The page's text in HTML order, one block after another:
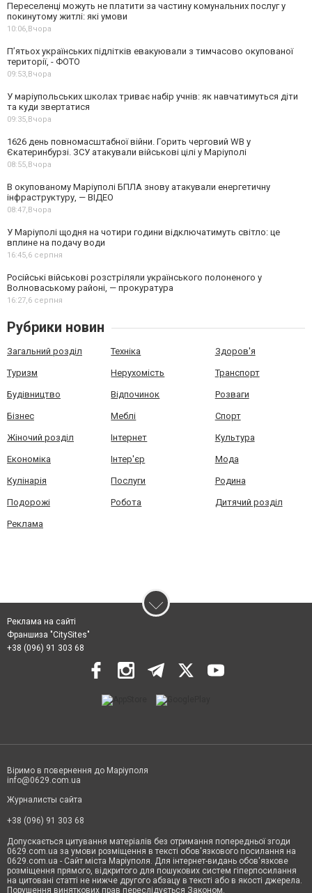
Переселенці можуть не платити за частину комунальних послуг у
покинутому житлі: які умови
10:06,Вчора
П’ятьох українських підлітків евакуювали з тимчасово окупованої
території, - ФОТО
09:53,Вчора
У маріупольських школах триває набір учнів: як навчатимуться діти
та куди звертатися
09:35,Вчора
1626 день повномасштабної війни. Горить черговий WB у
Єкатеринбурзі. ЗСУ атакували військові цілі у Маріуполі
08:55,Вчора
В окупованому Маріуполі БПЛА знову атакували енергетичну
інфраструктуру, — ВІДЕО
08:47,Вчора
У Маріуполі щодня на чотири години відключатимуть світло: це
вплине на подачу води
16:45,6 серпня
Російські військові розстріляли українського полоненого у
Волноваському районі, — прокуратура
16:27,6 серпня
Рубрики новин
Загальний розділ Техніка Здоров'я
Туризм Нерухомість Транспорт
Будівництво Відпочинок Розваги
Бізнес Меблі Спорт
Жіночий розділ Інтернет Культура
Економіка Інтер'єр Мода
Кулінарія Послуги Родина
Подорожі Робота Дитячий розділ
Реклама
Реклама на сайті
Франшиза "CitySites"
+38 (096) 91 303 68
Віримо в повернення до Маріуполя
info@0629.com.ua
Журналисты сайта
+38 (096) 91 303 68
Допускається цитування матеріалів без отримання попередньої згоди
0629.com.ua за умови розміщення в тексті обов'язкового посилання на
0629.com.ua - Сайт міста Маріуполя. Для інтернет-видань обов'язкове
розміщення прямого, відкритого для пошукових систем гіперпосилання
на цитовані статті не нижче другого абзацу в тексті або в якості джерела.
Порушення виняткових прав переслідується Законом.